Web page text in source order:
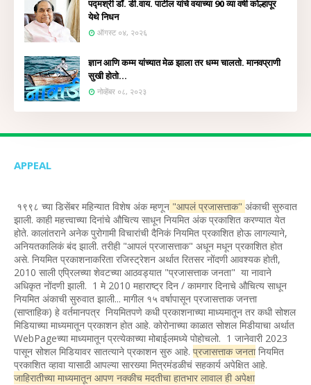
पद्मश्री डॉ. डी.वाय. पाटील यांचे वयाच्या 90 व्या वर्षी कोल्हापूर
येथे निधन
ऑगस्ट ०४, २०२६
ज्ञान आणि कम्म यांच्यात मेळ झाला तर धम्म चालतो. मानवप्राणी
सुखी होतो...
नोव्हेंबर ०८, २०२३
APPEAL
१९९८ च्या डिसेंबर महिन्यात विशेष अंक म्हणून "आपलं प्रजासत्ताक" अंकाची सुरुवात
झाली. काही महत्त्वाच्या दिनांचे औचित्य साधून नियमित अंक प्रकाशित करण्यात येत
होते. कालांतराने अनेक पुरोगामी विचारांची दैनिकं नियमित प्रकाशित होऊ लागल्याने,
अनियतकालिकं बंद झाली. तरीही "आपलं प्रजासत्ताक" अधून मधून प्रकाशित होत
असे. नियमित प्रकाशनाकरिता रजिस्ट्रेशन अर्थात रितसर नोंदणी आवश्यक होती,
2010 साली एप्रिलच्या शेवटच्या आठवड्यात "प्रजासत्ताक जनता" या नावाने
अधिकृत नोंदणी झाली. 1 मे 2010 महाराष्ट्र दिन / कामगार दिनाचे औचित्य साधून
नियमित अंकाची सुरुवात झाली... मागील १५ वर्षापासून प्रजासत्ताक जनत्ता
(साप्ताहिक) हे वर्तमानपत्र नियमितपणे कधी प्रकाशनाच्या माध्यमातून तर कधी सोशल
मिडियाच्या माध्यमातून प्रकाशन होत आहे. कोरोनाच्या काळात सोशल मिडीयाचा अर्थात
WebPageच्या माध्यमातून प्रत्येकाच्या मोबाईलमध्ये पोहोचलो. 1 जानेवारी 2023
पासून सोशल मिडियावर सातत्याने प्रकाशन सुरु आहे. प्रजासत्ताक जनतानियमित
प्रकाशित व्हावा यासाठी आपल्या सारख्या मित्रमंडळीचं सहकार्य अपेक्षित आहे.
जाहिरातीच्या माध्यमातून आपण नक्कीच मदतीचा हातभार लावाल ही अपेक्षा